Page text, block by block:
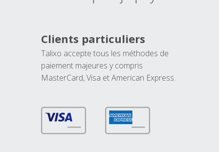
Clients particuliers
Talixo accepte tous les méthodes de
paiement majeures y compris
MasterCard, Visa et American Express.